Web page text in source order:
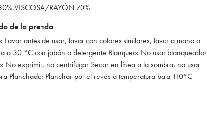
RAYÓN 70%
de la prenda
Lavar antes de usar, lavar con colores similares, lavar a mano o
a 30 °C con jabón o detergente Blanqueo: No usar blanqueador
No exprimir, no centrifugar Secar en línea a la sombra, no usar
Planchado: Planchar por el revés a temperatura baja 110°C